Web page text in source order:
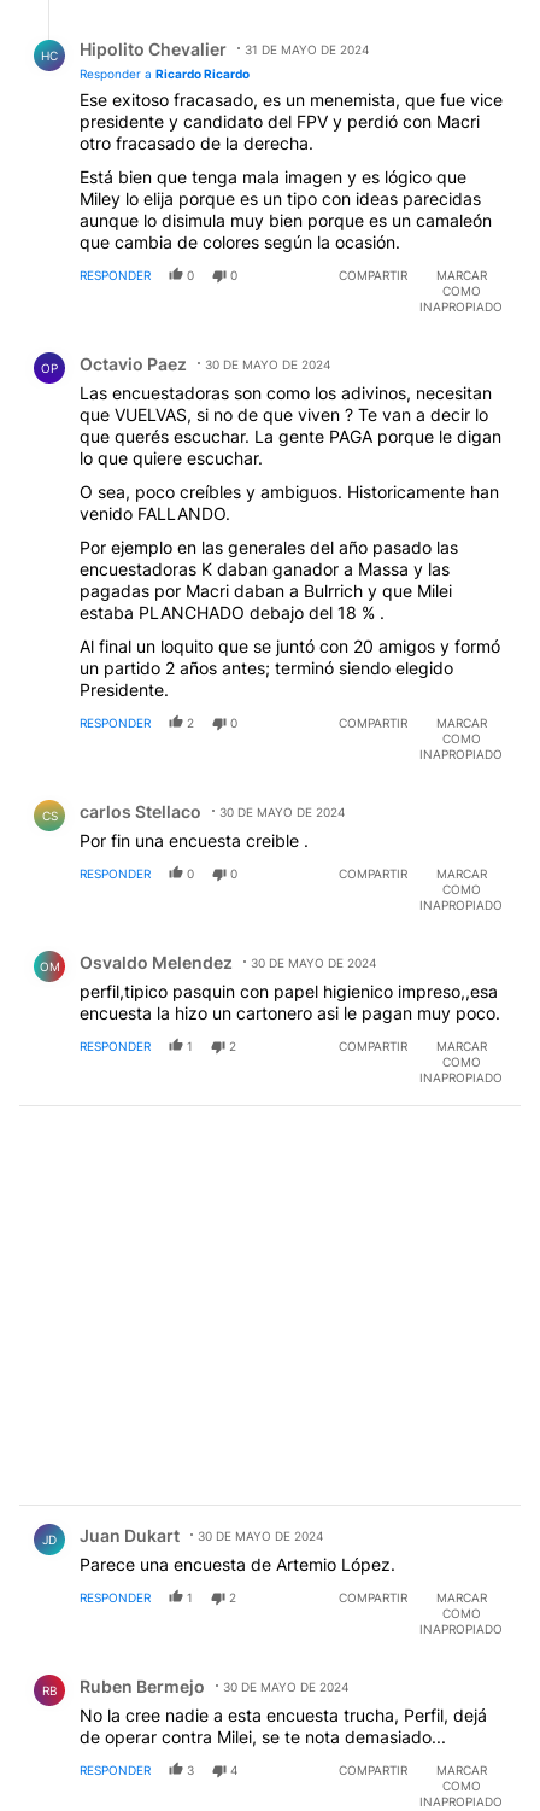
sorprendente pero salvo Milei y Zulemita, nadie
defiende al menemismo.
HC Hipolito Chevalier
31 DE MAYO DE 2024
Responder a Ricardo Ricardo
Ese exitoso fracasado, es un menemista, que fue vice
presidente y candidato del FPV y perdió con Macri
otro fracasado de la derecha.
Está bien que tenga mala imagen y es lógico que
Miley lo elija porque es un tipo con ideas parecidas
aunque lo disimula muy bien porque es un camaleón
que cambia de colores según la ocasión.
RESPONDER 0 0 COMPARTIR
MARCAR
COMO
INAPROPIADO
OP Octavio Paez 30 DE MAYO DE 2024
Las encuestadoras son como los adivinos, necesitan
que VUELVAS, si no de que viven ? Te van a decir lo
que querés escuchar. La gente PAGA porque le digan
lo que quiere escuchar.
O sea, poco creíbles y ambiguos. Historicamente han
venido FALLANDO.
Por ejemplo en las generales del año pasado las
encuestadoras K daban ganador a Massa y las
pagadas por Macri daban a Bulrrich y que Milei
estaba PLANCHADO debajo del 18 % .
Al final un loquito que se juntó con 20 amigos y formó
un partido 2 años antes; terminó siendo elegido
Presidente.
RESPONDER 2 0 COMPARTIR
MARCAR
COMO
INAPROPIADO
CS carlos Stellaco 30 DE MAYO DE 2024
Por fin una encuesta creible .
RESPONDER 0 0 COMPARTIR
MARCAR
COMO
INAPROPIADO
OM Osvaldo Melendez 30 DE MAYO DE 2024
perfil,tipico pasquin con papel higienico impreso,,esa
encuesta la hizo un cartonero asi le pagan muy poco.
RESPONDER 1 2 COMPARTIR
MARCAR
COMO
INAPROPIADO
JD Juan Dukart 30 DE MAYO DE 2024
Parece una encuesta de Artemio López.
RESPONDER 1 2 COMPARTIR
MARCAR
COMO
INAPROPIADO
RB Ruben Bermejo 30 DE MAYO DE 2024
No la cree nadie a esta encuesta trucha, Perfil, dejá
de operar contra Milei, se te nota demasiado...
RESPONDER 3 4 COMPARTIR
MARCAR
COMO
INAPROPIADO